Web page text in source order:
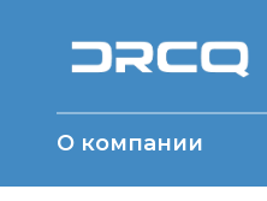
О компании